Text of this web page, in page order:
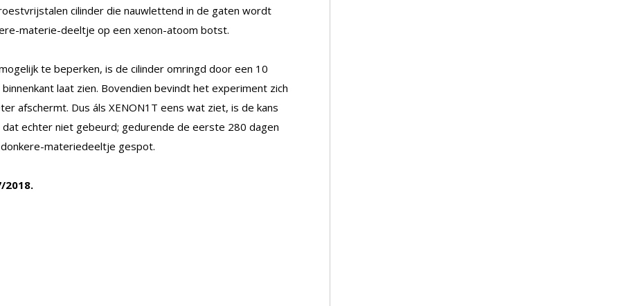
cilinder die nauwlettend in de gaten wordt
materie-deeltje op een xenon-atoom botst.
te beperken, is de cilinder omringd door een 10
laat zien. Bovendien bevindt het experiment zich
afschermt. Dus áls XENON1T eens wat ziet, is de kans
dat echter niet gebeurd; gedurende de eerste 280 dagen
materiedeeltje gespot.
2018.